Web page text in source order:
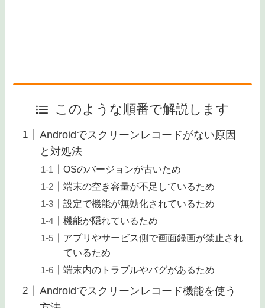
このような順番で解説します
Androidでスクリーンレコードがない原因
と対処法
OSのバージョンが古いため
端末の空き容量が不足しているため
設定で機能が無効化されているため
機能が隠れているため
アプリやサービス側で画面録画が禁止され
ているため
端末内のトラブルやバグがあるため
Androidでスクリーンレコード機能を使う